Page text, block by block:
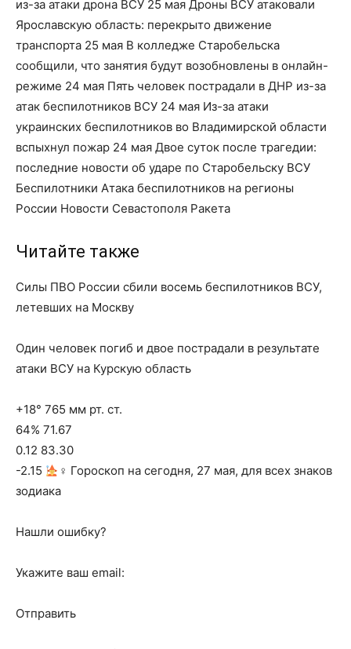
из-за атаки дрона ВСУ 25 мая Дроны ВСУ атаковали
Ярославскую область: перекрыто движение
транспорта 25 мая В колледже Старобельска
сообщили, что занятия будут возобновлены в онлайн-
режиме 24 мая Пять человек пострадали в ДНР из-за
атак беспилотников ВСУ 24 мая Из-за атаки
украинских беспилотников во Владимирской области
вспыхнул пожар 24 мая Двое суток после трагедии:
последние новости об ударе по Старобельску ВСУ
Беспилотники Атака беспилотников на регионы
России Новости Севастополя Ракета
Читайте также
Силы ПВО России сбили восемь беспилотников ВСУ,
летевших на Москву
Один человек погиб и двое пострадали в результате
атаки ВСУ на Курскую область
+18° 765 мм рт. ст.
64% 71.67
0.12 83.30
-2.15
‍♀ Гороскоп на сегодня, 27 мая, для всех знаков
зодиака
Нашли ошибку?
Укажите ваш email:
Отправить